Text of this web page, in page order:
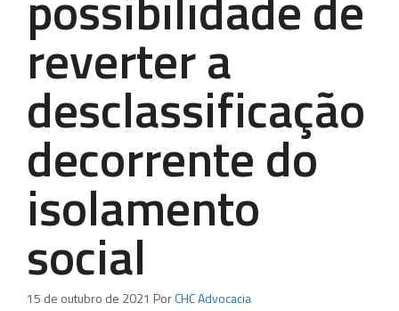
reverter a
desclassificação
decorrente do
isolamento
social
15 de outubro de 2021 PorCHC Advocacia